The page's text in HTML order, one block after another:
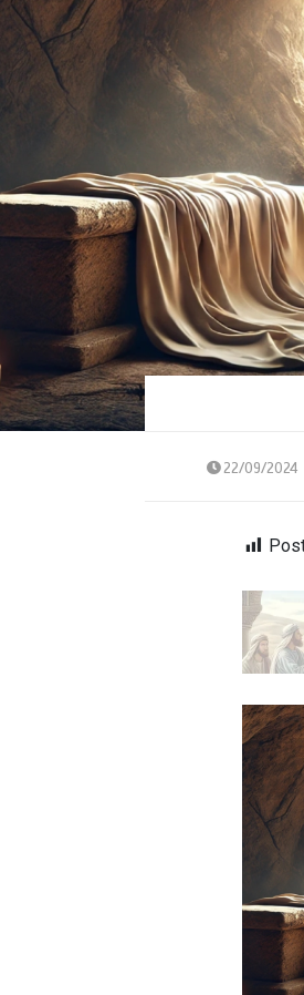
22/09/2024